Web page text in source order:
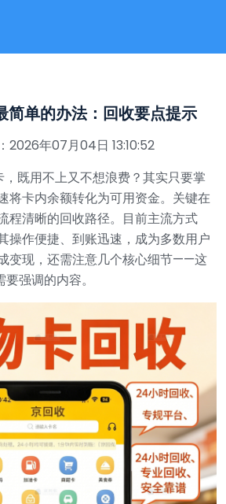
简单的办法：回收要点提示
2026年07月04日 13:10:52
既用不上又不想浪费？其实只要掌
将卡内余额转化为可用资金。关键在
程清晰的回收路径。目前主流方式
操作便捷、到账迅速，成为多数用户
变现，还需注意几个核心细节——这
要强调的内容。